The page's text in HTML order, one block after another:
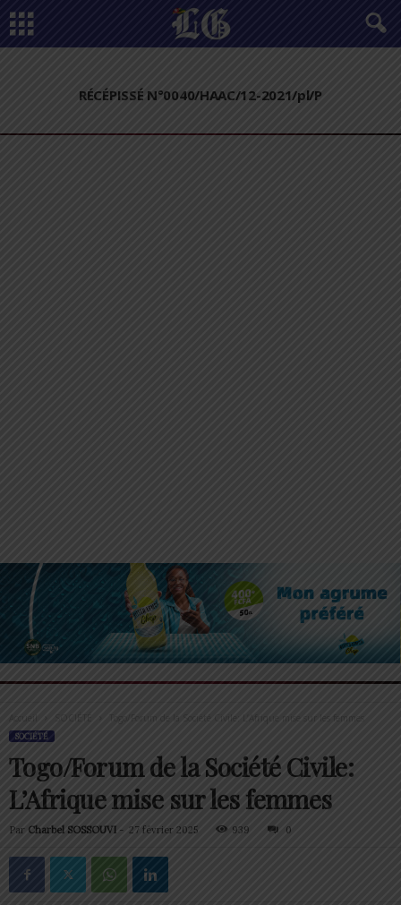
RÉCÉPISSÉ N°0040/HAAC/12-2021/pl/P
Accueil Togo/Forum de la Société Civile: L’Afrique mise sur les femmes
SOCIÉTÉ
Togo/Forum de la Société Civile:
L’Afrique mise sur les femmes
Par Charbel SOSSOUVI - 27 février 2025 939 0